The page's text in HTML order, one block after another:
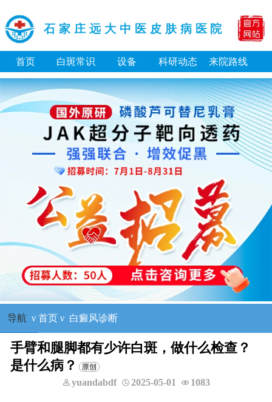
石家庄远大中医皮肤病医院
首页 白斑常识 设备 科研动态 来院路线
导航 ν 首页ν 白癜风诊断
手臂和腿脚都有少许白斑，做什么检查？
是什么病？
yuandabdf 2025-05-01 1083